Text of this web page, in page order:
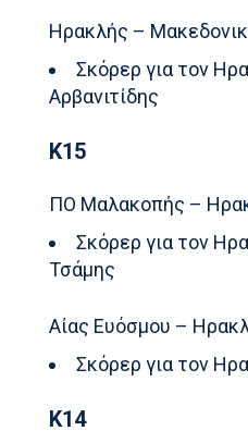
Ηρακλής –
Σκόρερ για τον
Αρβανιτίδης
Κ15
ΠΟ Μαλακοπής –
Σκόρερ για τον
Τσάμης
Αίας Ευόσμου –
Σκόρερ για τον
Κ14